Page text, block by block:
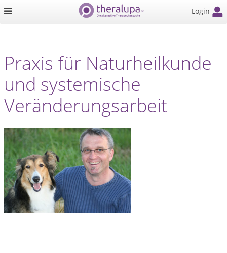
Login
Praxis für Naturheilkunde
und systemische
Veränderungsarbeit